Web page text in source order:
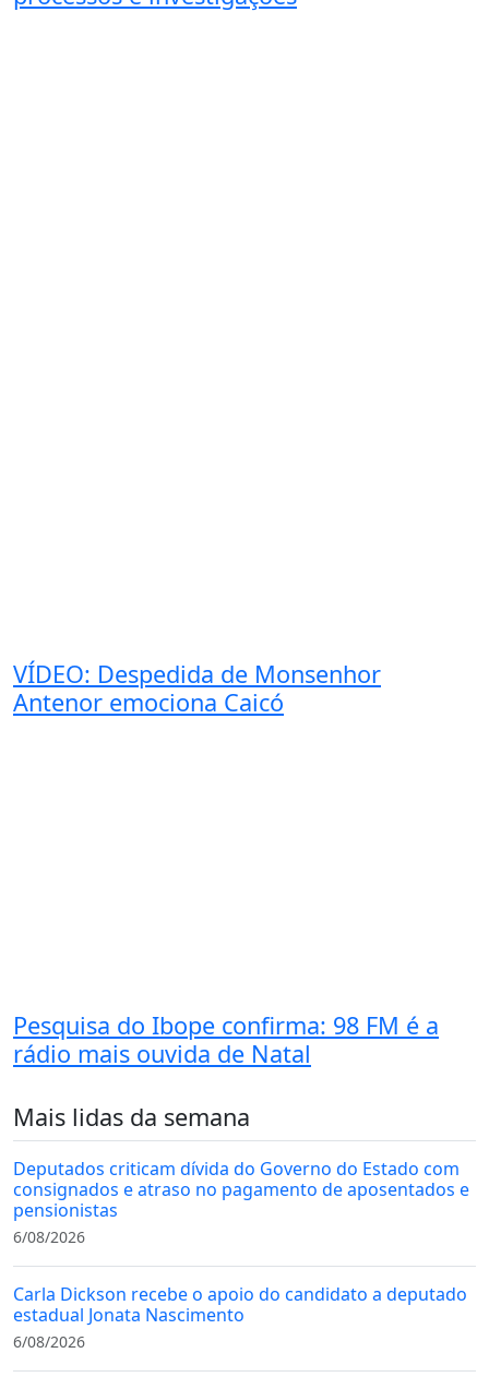
VÍDEO: Despedida de Monsenhor
Antenor emociona Caicó
Pesquisa do Ibope confirma: 98 FM é a
rádio mais ouvida de Natal
Mais lidas da semana
Deputados criticam dívida do Governo do Estado com
consignados e atraso no pagamento de aposentados e
pensionistas
6/08/2026
Carla Dickson recebe o apoio do candidato a deputado
estadual Jonata Nascimento
6/08/2026